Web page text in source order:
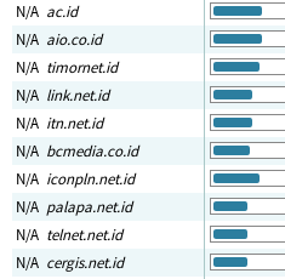
N/A ac.id
N/A aio.co.id
N/A timornet.id
N/A link.net.id
N/A itn.net.id
N/A bcmedia.co.id
N/A iconpln.net.id
N/A palapa.net.id
N/A telnet.net.id
N/A cergis.net.id